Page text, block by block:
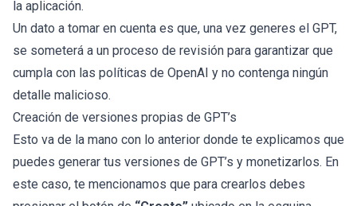
la aplicación.
Un dato a tomar en cuenta es que, una vez generes el GPT,
se someterá a un proceso de revisión para garantizar que
cumpla con las políticas de OpenAI y no contenga ningún
detalle malicioso.
Creación de versiones propias de GPT’s
Esto va de la mano con lo anterior donde te explicamos que
puedes generar tus versiones de GPT’s y monetizarlos. En
este caso, te mencionamos que para crearlos debes